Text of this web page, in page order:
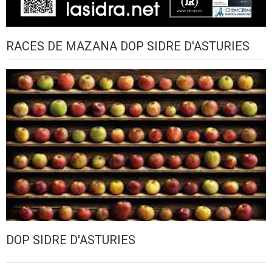
RACES DE MAZANA DOP SIDRE D'ASTURIES
DOP SIDRE D'ASTURIES